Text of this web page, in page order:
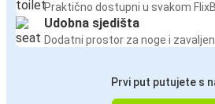
Praktično dostupni u svakom
Udobna sjedišta
Dodatni prostor za noge i
Prvi put putujete s